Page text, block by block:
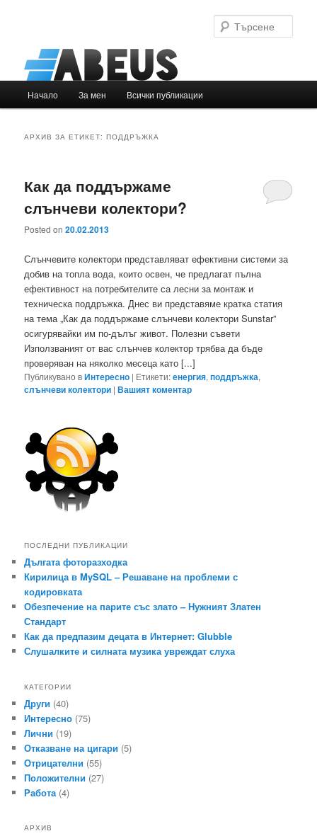
Към
Към
Начало За мен Всички публикации
АРХИВ ЗА ЕТИКЕТ:ПОДДРЪЖКА
Как да поддържаме
слънчеви колектори?
Posted on20.02.2013
Слънчевите колектори представляват ефективни системи за
добив на топла вода, които освен, че предлагат пълна
ефективност на потребителите са лесни за монтаж и
техническа поддръжка. Днес ви представяме кратка статия
на тема „Как да поддържаме слънчеви колектори Sunstar”
осигурявайки им по-дълъг живот. Полезни съвети
Използваният от вас слънчев колектор трябва да бъде
проверяван на няколко месеца като [...]
Публикувано вИнтересно | Етикети:енергия,поддръжка,
слънчеви колектори |Вашият коментар
ПОСЛЕДНИ ПУБЛИКАЦИИ
Дългата фоторазходка
Кирилица в MySQL – Решаване на проблеми с
кодировката
Обезпечение на парите със злато – Нужният Златен
Стандарт
Как да предпазим децата в Интернет: Glubble
Слушалките и силната музика увреждат слуха
КАТЕГОРИИ
Други (40)
Интересно (75)
Лични (19)
Отказване на цигари (5)
Отрицателни (55)
Положителни (27)
Работа (4)
АРХИВ